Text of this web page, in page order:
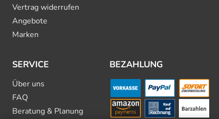
Vertrag widerrufen
Angebote
Marken
SERVICE
Über uns
FAQ
Beratung & Planung
BEZAHLUNG